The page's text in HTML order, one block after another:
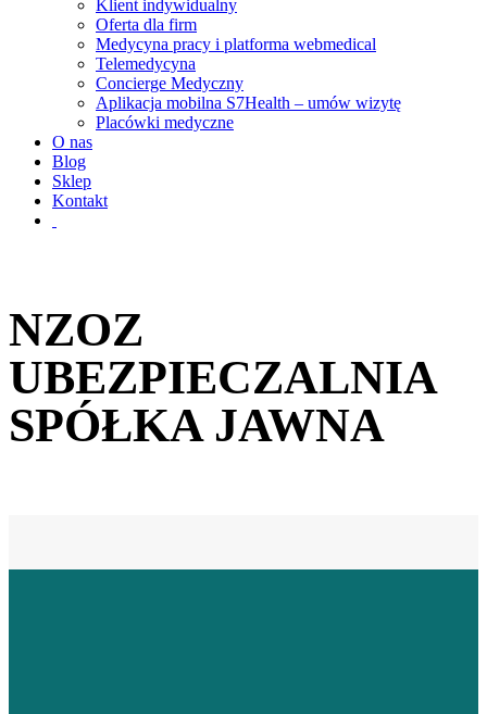
Klient indywidualny
Oferta dla firm
Medycyna pracy i platforma webmedical
Telemedycyna
Concierge Medyczny
Aplikacja mobilna S7Health – umów wizytę
Placówki medyczne
O nas
Blog
Sklep
Kontakt
NZOZ
UBEZPIECZALNIA
SPÓŁKA JAWNA